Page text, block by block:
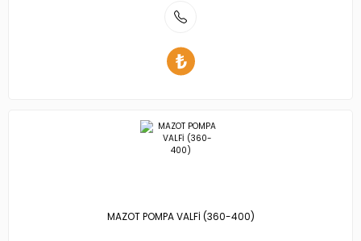
MAZOT POMPA VALFİ (360-400)